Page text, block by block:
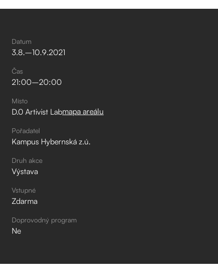
Datum
3.8.–⁠10.9.2021
Čas
21:00–⁠20:00
Místo
D.0 Artivist Labmapa areálu
Pořadatel
Kampus Hybernská z.ú.
Druh akce
Výstava
Vstupné
Zdarma
Doprovodný program
Ne